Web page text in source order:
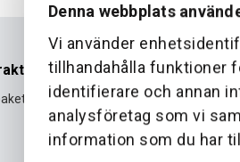
Denna webbplats
Vi använder
tillhandahålla funktioner
identifierare och annan
analysföretag som vi
information som du har
över 500 kr. Leverans